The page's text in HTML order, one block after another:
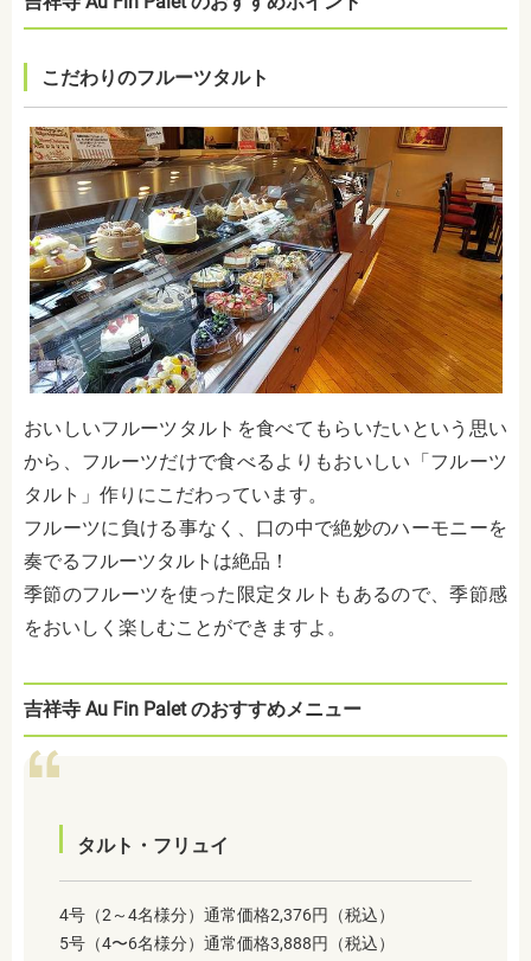
こだわりのフルーツタルト
おいしいフルーツタルトを食べてもらいたいという思い
から、フルーツだけで食べるよりもおいしい「フルーツ
タルト」作りにこだわっています。
フルーツに負ける事なく、口の中で絶妙のハーモニーを
奏でるフルーツタルトは絶品！
季節のフルーツを使った限定タルトもあるので、季節感
をおいしく楽しむことができますよ。
吉祥寺 Au Fin Palet のおすすめメニュー
タルト・フリュイ
4号（2～4名様分）通常価格2,376円（税込）
5号（4〜6名様分）通常価格3,888円（税込）